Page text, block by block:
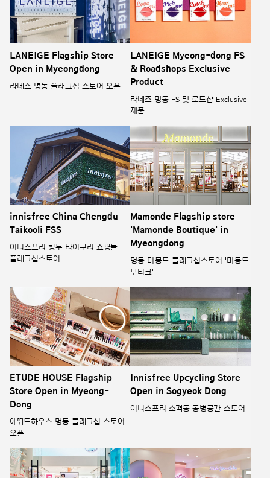
LANEIGE Flagship Store
Open in Myeongdong
라네즈 명동 플래그십 스토어 오픈
LANEIGE Myeong-dong FS
& Roadshops Exclusive
Product
라네즈 명동 FS 및 로드샵 Exclusive
제품
innisfree China Chengdu
Taikooli FSS
이니스프리 청두 타이쿠리 쇼핑몰
플래그십스토어
Mamonde Flagship store
'Mamonde Boutique' in
Myeongdong
명동 마몽드 플래그십스토어 '마몽드
부티크'
ETUDE HOUSE Flagship
Store Open in Myeong-
Dong
에뛰드하우스 명동 플래그십 스토어
오픈
Innisfree Upcycling Store
Open in Sogyeok Dong
이니스프리 소격동 공병공간 스토어